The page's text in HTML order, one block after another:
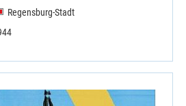
Regensburg-Stadt